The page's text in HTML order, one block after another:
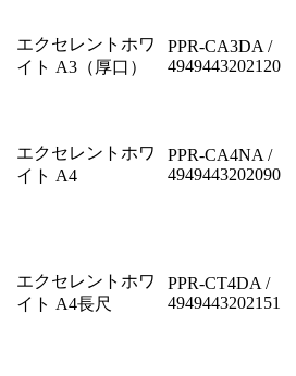
エクセレントホワ
イト A3（厚口）
PPR-CA3DA /
4949443202120
エクセレントホワ
イト A4
PPR-CA4NA /
4949443202090
エクセレントホワ
イト A4長尺
PPR-CT4DA /
4949443202151